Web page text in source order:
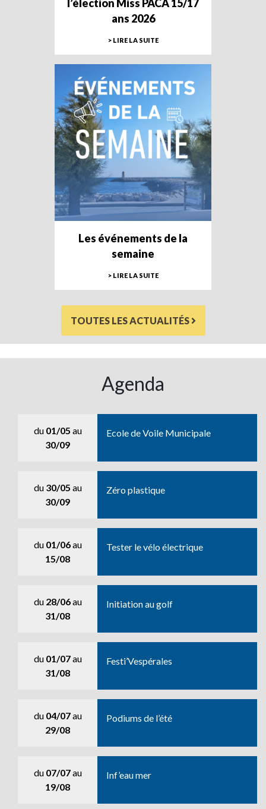
l’élection Miss PACA 15/17
ans 2026
> LIRE LA SUITE
Les événements de la
semaine
> LIRE LA SUITE
TOUTES LES ACTUALITÉS
Agenda
du 01/05 au
30/09
Ecole de Voile Municipale
du 30/05 au
30/09
Zéro plastique
du 01/06au
15/08
Tester le vélo électrique
du 28/06au
31/08
Initiation au golf
du 01/07au
31/08
Festi’Vespérales
du 04/07au
29/08
Podiums de l’été
du 07/07au
19/08
Inf’eau mer